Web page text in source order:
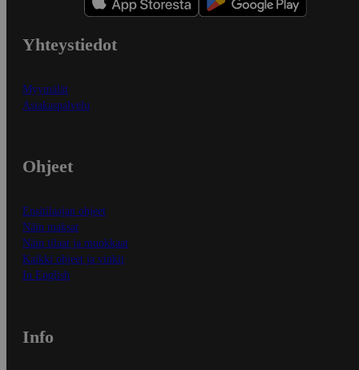
Yhteystiedot
Myymälät
Asiakaspalvelu
Ohjeet
Ensitilaajan ohjeet
Näin maksat
Näin tilaat ja muokkaat
Kaikki ohjeet ja vinkit
In English
Info